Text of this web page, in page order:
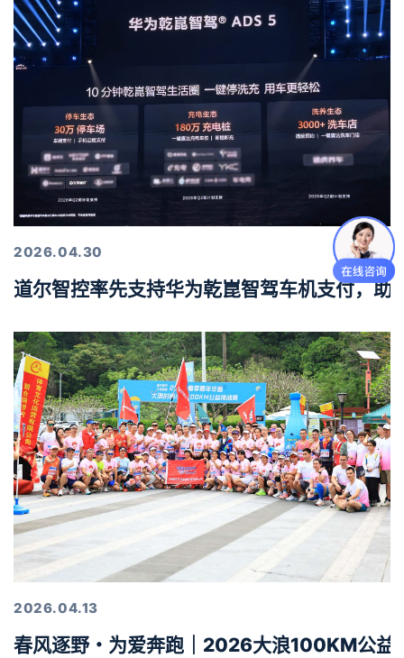
2026.04.30
道尔智控率先支持华为乾崑智驾车机支付，助
2026.04.13
春风逐野・为爱奔跑｜2026大浪100KM公益